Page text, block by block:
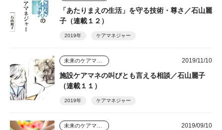
「あたりまえの生活」を守る技術・尊さ／石山麗
子（連載１２）
2019年 ケアマネジャー
2019/11/10
施設ケアマネの叫びとも言える相談／石山麗子
（連載１１）
2019年 ケアマネジャー
2019/09/10